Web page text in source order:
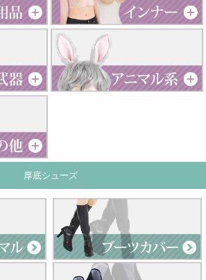
厚底シューズ